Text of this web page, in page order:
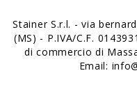
Stainer S.r.l. - via
(MS) - P.IVA/C.F.
di commercio di
Email: